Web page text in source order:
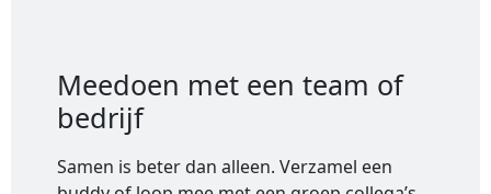
Meedoen met een team of
bedrijf
Samen is beter dan alleen. Verzamel een